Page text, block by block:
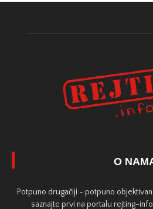
O
Potpuno drugačiji - potpuno
saznajte prvi na portalu rejting-